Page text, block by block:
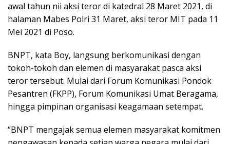
awal tahun nii aksi teror di katedral 28 Maret 2021, di
halaman Mabes Polri 31 Maret, aksi teror MIT pada 11
Mei 2021 di Poso.
BNPT, kata Boy, langsung berkomunikasi dengan
tokoh-tokoh dan elemen di masyarakat pasca aksi
teror tersebut. Mulai dari Forum Komunikasi Pondok
Pesantren (FKPP), Forum Komunikasi Umat Beragama,
hingga pimpinan organisasi keagamaan setempat.
“BNPT mengajak semua elemen masyarakat komitmen